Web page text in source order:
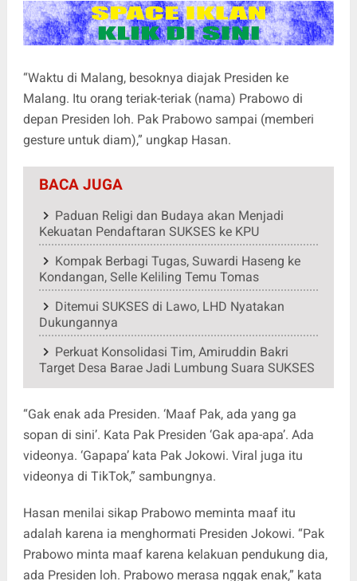
“Waktu di Malang, besoknya diajak Presiden ke
Malang. Itu orang teriak-teriak (nama) Prabowo di
depan Presiden loh. Pak Prabowo sampai (memberi
gesture untuk diam),” ungkap Hasan.
BACA JUGA
Paduan Religi dan Budaya akan Menjadi
Kekuatan Pendaftaran SUKSES ke KPU
Kompak Berbagi Tugas, Suwardi Haseng ke
Kondangan, Selle Keliling Temu Tomas
Ditemui SUKSES di Lawo, LHD Nyatakan
Dukungannya
Perkuat Konsolidasi Tim, Amiruddin Bakri
Target Desa Barae Jadi Lumbung Suara SUKSES
“Gak enak ada Presiden. ‘Maaf Pak, ada yang ga
sopan di sini’. Kata Pak Presiden ‘Gak apa-apa’. Ada
videonya. ‘Gapapa’ kata Pak Jokowi. Viral juga itu
videonya di TikTok,” sambungnya.
Hasan menilai sikap Prabowo meminta maaf itu
adalah karena ia menghormati Presiden Jokowi. “Pak
Prabowo minta maaf karena kelakuan pendukung dia,
ada Presiden loh. Prabowo merasa nggak enak,” kata